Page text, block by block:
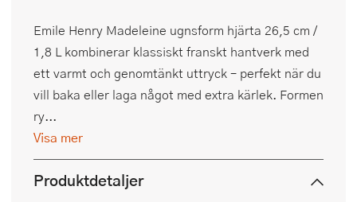
Emile Henry Madeleine ugnsform hjärta 26,5 cm /
1,8 L kombinerar klassiskt franskt hantverk med
ett varmt och genomtänkt uttryck – perfekt när du
vill baka eller laga något med extra kärlek. Formen
ry...
Visa mer
Produktdetaljer